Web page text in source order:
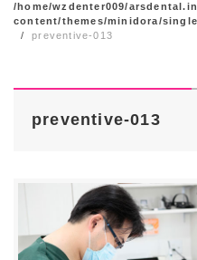
/home/wzdenter009/
content/themes/minidora/
preventive-013
preventive-013